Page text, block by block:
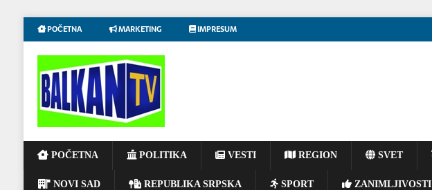
POČETNA MARKETING IMPRESUM
POČETNA POLITIKA VESTI REGION SVET
NOVI SAD REPUBLIKA SRPSKA SPORT ZANIMLJIVOSTI